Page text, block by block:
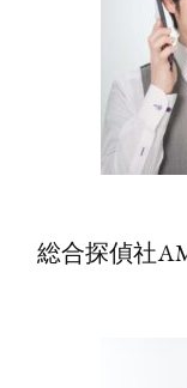
総合探偵社